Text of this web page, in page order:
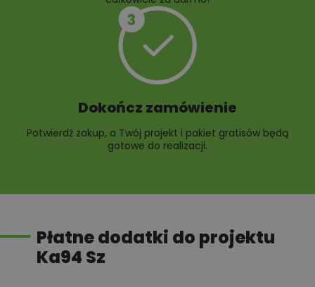
Dokończ zamówienie
Potwierdź zakup, a Twój projekt i pakiet gratisów będą
gotowe do realizacji.
Płatne dodatki do projektu
Ka94 Sz